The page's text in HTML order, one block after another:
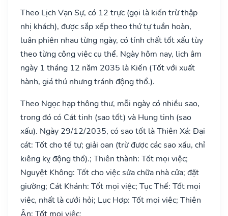
Theo Lịch Vạn Sự, có 12 trực (gọi là kiến trừ thập
nhị khách), được sắp xếp theo thứ tự tuần hoàn,
luân phiên nhau từng ngày, có tính chất tốt xấu tùy
theo từng công việc cụ thể. Ngày hôm nay, lịch âm
ngày 1 tháng 12 năm 2035 là Kiến (Tốt với xuất
hành, giá thú nhưng tránh động thổ.).
Theo Ngọc hạp thông thư, mỗi ngày có nhiều sao,
trong đó có Cát tinh (sao tốt) và Hung tinh (sao
xấu). Ngày 29/12/2035, có sao tốt là Thiên Xá: Đại
cát: Tốt cho tế tự; giải oan (trừ được các sao xấu, chỉ
kiêng kỵ động thổ).; Thiên thành: Tốt mọi việc;
Nguyệt Không: Tốt cho việc sửa chữa nhà cửa; đặt
giường; Cát Khánh: Tốt mọi việc; Tục Thế: Tốt mọi
việc, nhất là cưới hỏi; Lục Hợp: Tốt mọi việc; Thiên